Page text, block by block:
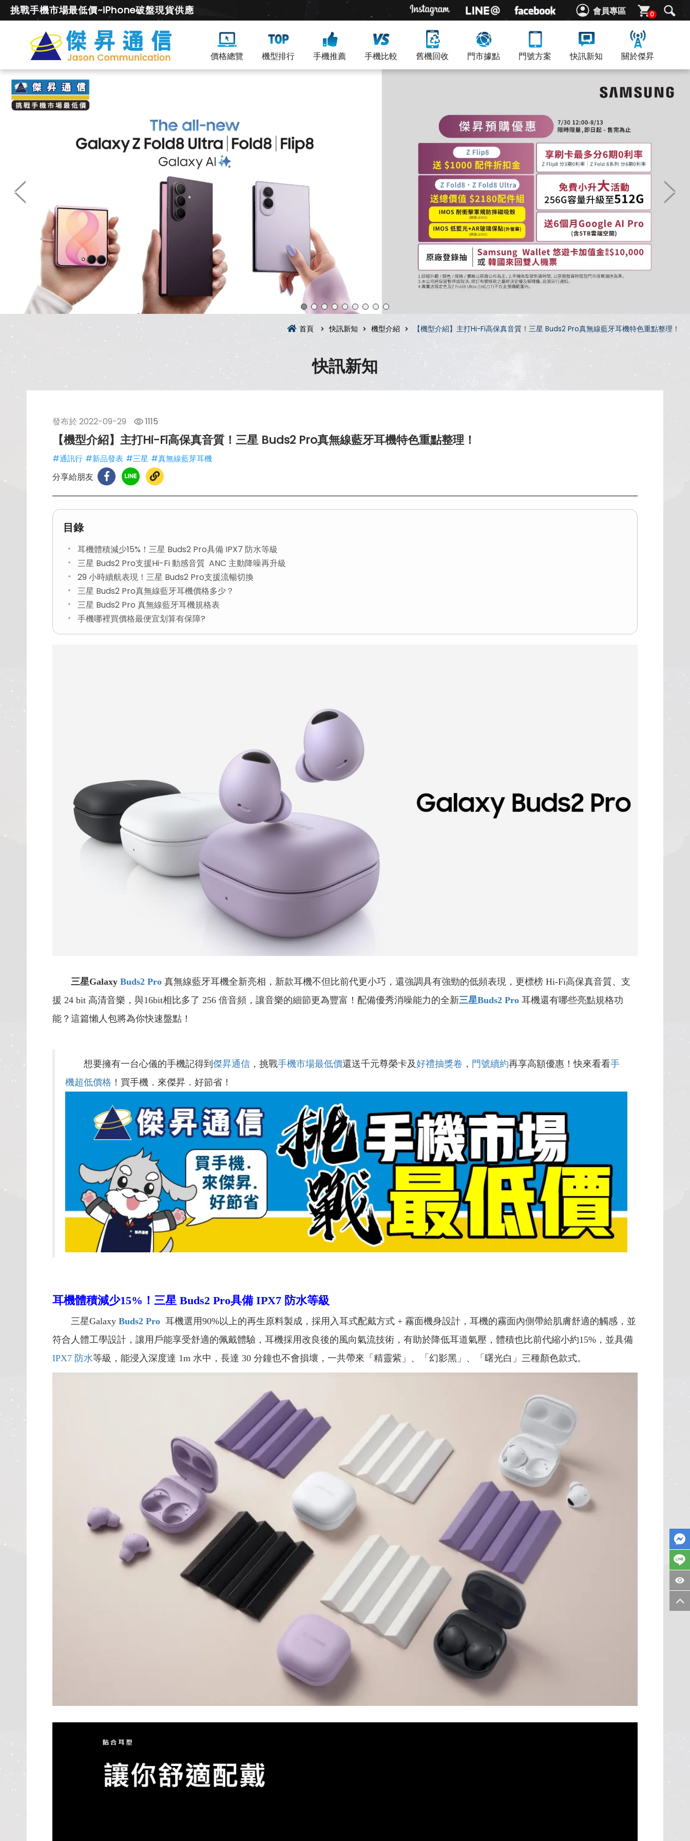
會員專區 0
挑戰手機市場最低價~iPhone破盤現貨供應
價格總覽 機型排行 手機推薦 手機比較 舊機回收 門市據點 門號方案 快訊新知 關於傑昇
首頁 快訊新知 機型介紹 【機型介紹】主打Hi-Fi高保真音質！三星 Buds2 Pro真無線藍牙耳機特色重點整理！
快訊新知
發布於 2022-09-29 1115
【機型介紹】主打Hi-Fi高保真音質！三星 Buds2 Pro真無線藍牙耳機特色重點整理！
#通訊行 #新品發表 #三星 #真無線藍芽耳機
分享給朋友
目錄
耳機體積減少15%！三星 Buds2 Pro具備 IPX7 防水等級
三星 Buds2 Pro支援Hi-Fi 動感音質 ANC 主動降噪再升級
29 小時續航表現！三星 Buds2 Pro支援流暢切換
三星 Buds2 Pro真無線藍牙耳機價格多少？
三星 Buds2 Pro 真無線藍牙耳機規格表
手機哪裡買價格最便宜划算有保障?
三星Galaxy Buds2 Pro 真無線藍牙耳機全新亮相，新款耳機不但比前代更小巧，還強調具有強勁的低頻表現，更標榜 Hi-Fi高保真音質、支
援 24 bit 高清音樂，與16bit相比多了 256 倍音頻，讓音樂的細節更為豐富！配備優秀消噪能力的全新三星Buds2 Pro 耳機還有哪些亮點規格功
能？這篇懶人包將為你快速盤點！
想要擁有一台心儀的手機記得到 傑昇通信 ，挑戰手機市場最低價還送千元尊榮卡及好禮抽獎卷 ， 門號續約再享高額優惠！快來看看手
機超低價格 ！買手機．來傑昇．好節省！
耳機體積減少15% ！三星 Buds2 Pro具備 IPX7 防水等級
三星Galaxy Buds2 Pro 耳機選用90%以上的再生原料製成，採用入耳式配戴方式 + 霧面機身設計，耳機的霧面內側帶給肌膚舒適的觸感，並
符合人體工學設計，讓用戶能享受舒適的佩戴體驗，耳機採用改良後的風向氣流技術，有助於降低耳道氣壓，體積也比前代縮小約15%，並具備
IPX7 防水等級，能浸入深度達 1m 水中，長達 30 分鐘也不會損壞，一共帶來「精靈紫」、「幻影黑」、「曙光白」三種顏色款式。